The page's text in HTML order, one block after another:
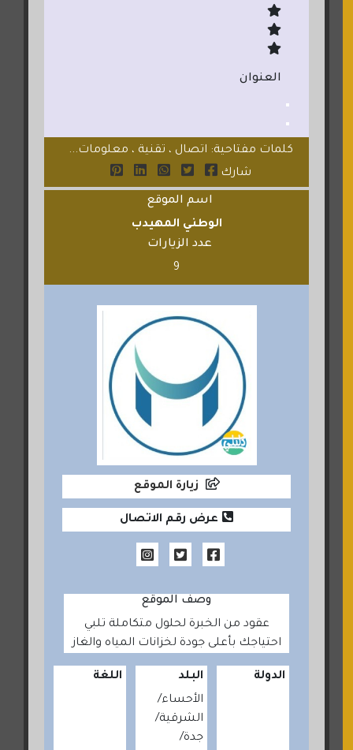
العنوان
كلمات مفتاحية: اتصال ، تقنية ، معلومات...
شارك
اسم الموقع
الوطني المهيدب
عدد الزيارات
9
زيارة الموقع
عرض رقم الاتصال
وصف الموقع
عقود من الخبرة لحلول متكاملة تلبي
احتياجك بأعلى جودة لخزانات المياه والغاز
الدولة
البلد
الأحساء
الشرقية
جدة
اللغة